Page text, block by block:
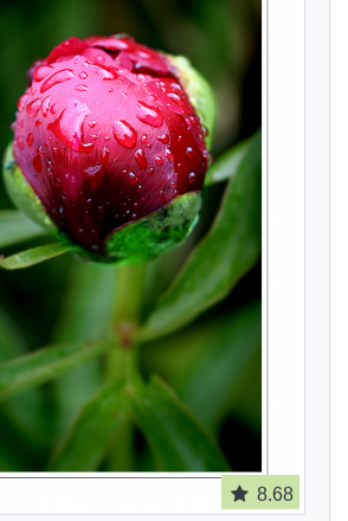
8.68